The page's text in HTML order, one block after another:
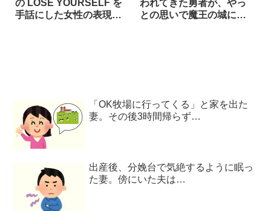
の LOSE YOURSELF を
手話にした女性の表現力
われてきた勇者が、やっ
との思いで魔王の城に辿
「OK牧場に行ってくる」と家を出た
妻。その後3時間帰らず…
出産後、分娩台で気絶するように眠っ
た妻。傍にいた夫は…